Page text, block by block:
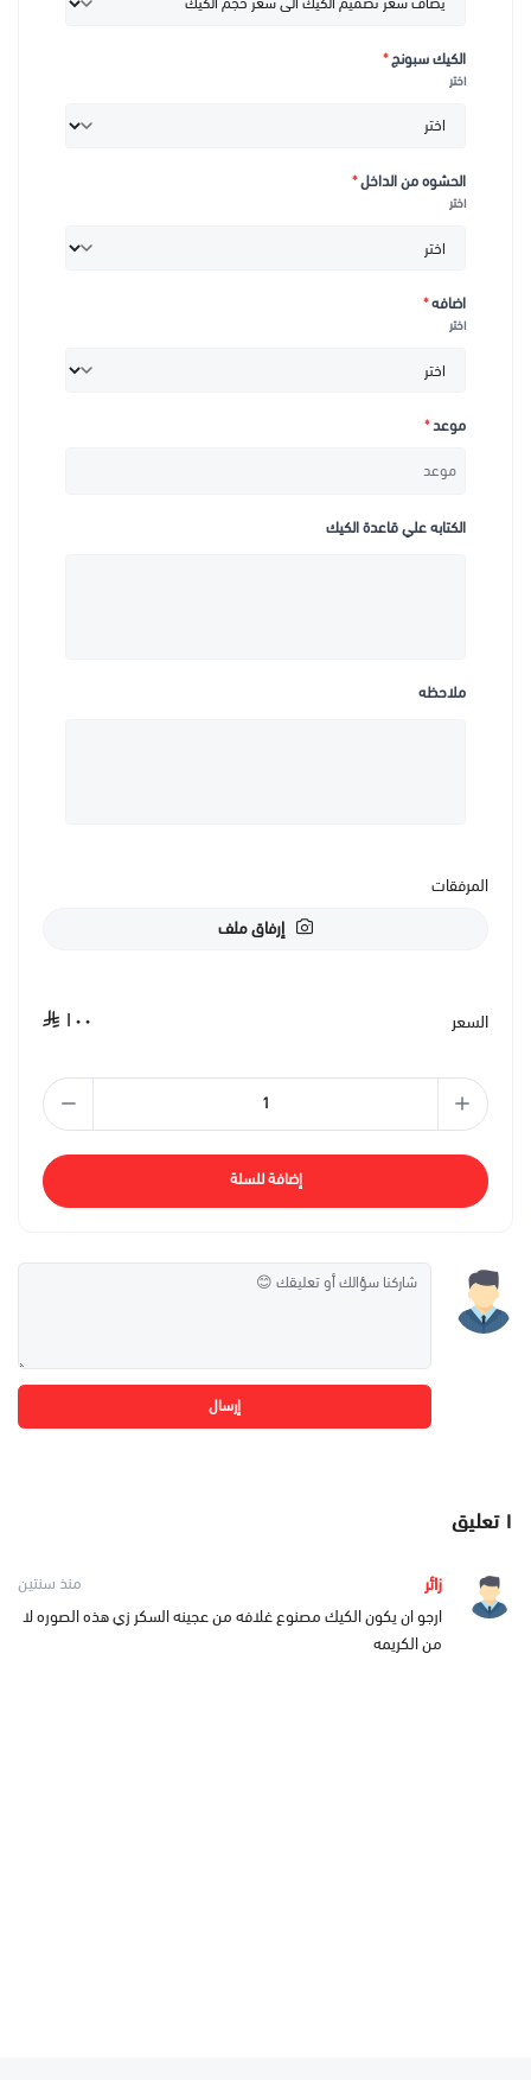
بإمكانكم طلب الكيك قبل يوم او اكثر من يوم الاستلام
كيك قطر(6 او 8 او 10انش طبقة) ارتفاع 8 سم
إذا كنت تبحث عن
الأمثل لتلبية طلباتك بسرعة وجودة عالية لضمان تجربة فريدة.
الكيك سبونج*
اختر
الحشوه من الداخل*
اختر
اضافه*
اختر
موعد*
الكتابه علي قاعدة الكيك
ملاحظه
المرفقات
إرفاق ملف
السعر ١٠٠
إضافة للسلة
إرسال
١ تعليق
زائر
منذ سنتين
ارجو ان يكون الكيك مصنوع غلافه من عجينه السكر زي هذه الصوره لا
من الكريمه